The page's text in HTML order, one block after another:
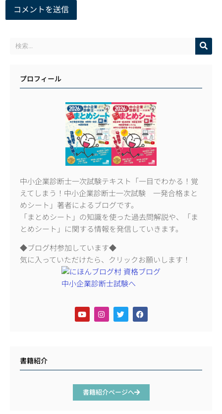
プロフィール
中小企業診断士一次試験テキスト「一目でわかる！覚
えてしまう！中小企業診断士一次試験 一発合格まと
めシート」著者によるブログです。
「まとめシート」の知識を使った過去問解説や、「ま
とめシート」に関する情報を発信していきます。
◆ブログ村参加しています◆
気に入っていただけたら、クリックお願いします！
書籍紹介
書籍紹介ページへ